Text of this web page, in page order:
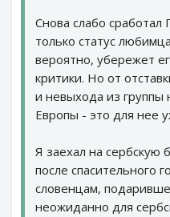
Снова слабо сработал
только статус
вероятно, убережет
критики. Но от
и невыхода из группы
Европы - это для нее
Я заехал на
после спасительного
словенцам,
неожиданно для